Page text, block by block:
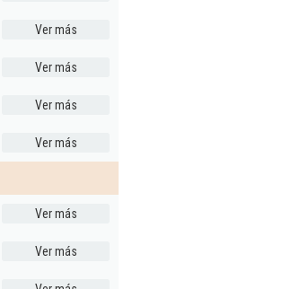
Ver más
Ver más
Ver más
Ver más
Ver más
Ver más